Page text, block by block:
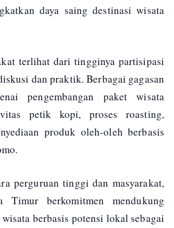
daya saing destinasi wisata
terlihat dari tingginya partisipasi
dan praktik. Berbagai gagasan
pengembangan paket wisata
petik kopi, proses roasting,
produk oleh-oleh berbasis
perguruan tinggi dan masyarakat,
Timur berkomitmen mendukung
berbasis potensi lokal sebagai